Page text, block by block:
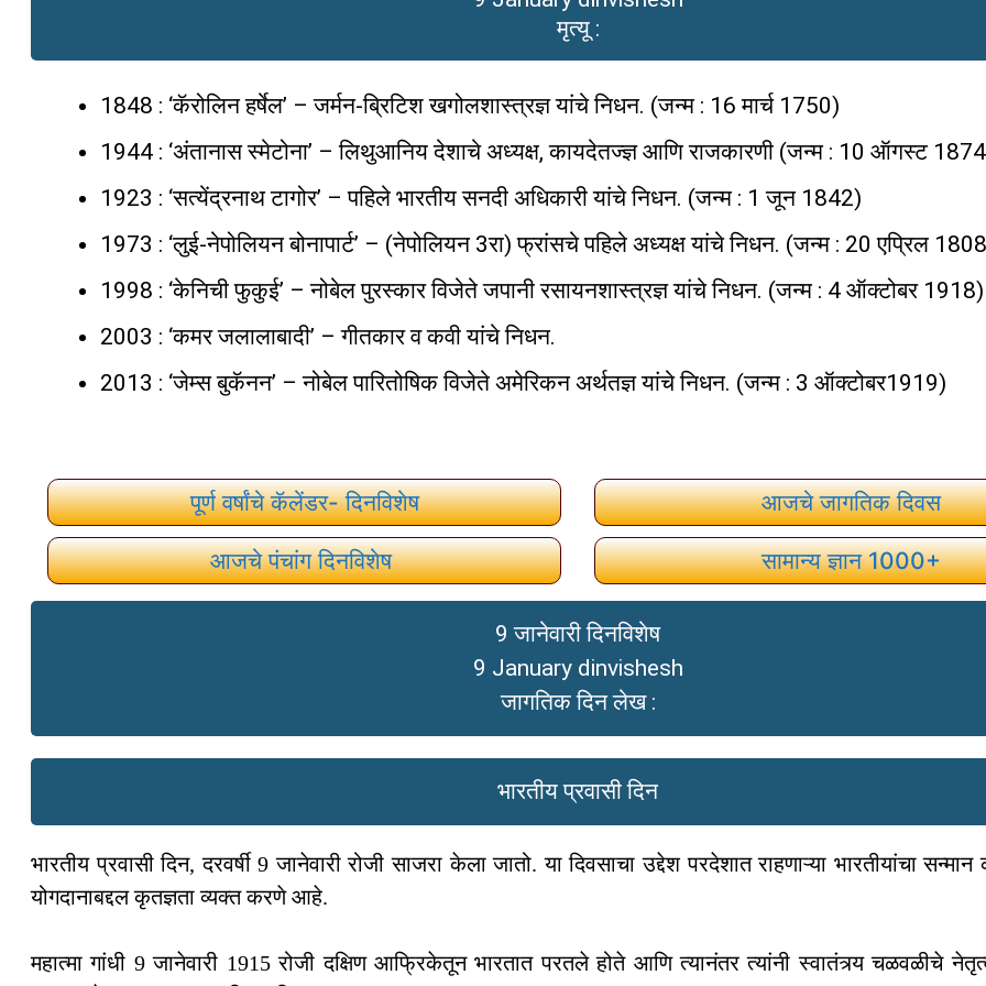
मृत्यू :
1848 : ‘कॅरोलिन हर्षेल’ – जर्मन-ब्रिटिश खगोलशास्त्रज्ञ यांचे निधन. (जन्म : 16 मार्च 1750)
1944 : ‘अंतानास स्मेटोना’ – लिथुआनिय देशाचे अध्यक्ष, कायदेतज्ज्ञ आणि राजकारणी (जन्म : 10 ऑगस्ट
1923 : ‘सत्येंद्रनाथ टागोर’ – पहिले भारतीय सनदी अधिकारी यांचे निधन. (जन्म : 1 जून 1842)
1973 : ‘लुई-नेपोलियन बोनापार्ट’ – (नेपोलियन 3रा) फ्रांसचे पहिले अध्यक्ष यांचे निधन. (जन्म : 20 एप्रिल
1998 : ‘केनिची फुकुई’ – नोबेल पुरस्कार विजेते जपानी रसायनशास्त्रज्ञ यांचे निधन. (जन्म : 4 ऑक्टोबर 1918)
2003 : ‘कमर जलालाबादी’ – गीतकार व कवी यांचे निधन.
2013 : ‘जेम्स बुकॅनन’ – नोबेल पारितोषिक विजेते अमेरिकन अर्थतज्ञ यांचे निधन. (जन्म : 3 ऑक्टोबर1919)
पूर्ण वर्षांचे कॅलेंडर- दिनविशेष
आजचे पंचांग दिनविशेष
आजचे जागतिक दिवस
सामान्य ज्ञान 1000+
9 जानेवारी दिनविशेष
9 January dinvishesh
जागतिक दिन लेख :
भारतीय प्रवासी दिन
भारतीय प्रवासी दिन, दरवर्षी 9 जानेवारी रोजी साजरा केला जातो. या दिवसाचा उद्देश परदेशात राहणाऱ्या भारतीयांचा
योगदानाबद्दल कृतज्ञता व्यक्त करणे आहे.
महात्मा गांधी 9 जानेवारी 1915 रोजी दक्षिण आफ्रिकेतून भारतात परतले होते आणि त्यानंतर त्यांनी स्वातंत्र्य चळवळीचे